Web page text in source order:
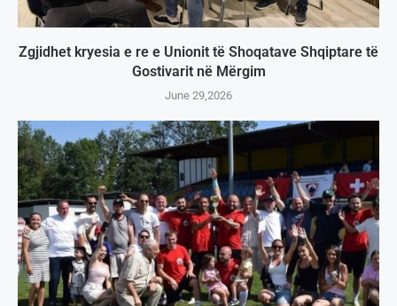
Zgjidhet kryesia e re e Unionit të Shoqatave Shqiptare të
Gostivarit në Mërgim
June 29,2026